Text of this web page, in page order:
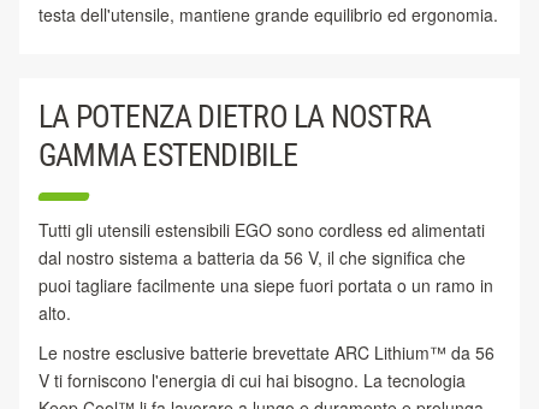
testa dell'utensile, mantiene grande equilibrio ed ergonomia.
LA POTENZA DIETRO LA NOSTRA
GAMMA ESTENDIBILE
Tutti gli utensili estensibili EGO sono cordless ed alimentati
dal nostro sistema a batteria da 56 V, il che significa che
puoi tagliare facilmente una siepe fuori portata o un ramo in
alto.
Le nostre esclusive batterie brevettate ARC Lithium™ da 56
V ti forniscono l'energia di cui hai bisogno. La tecnologia